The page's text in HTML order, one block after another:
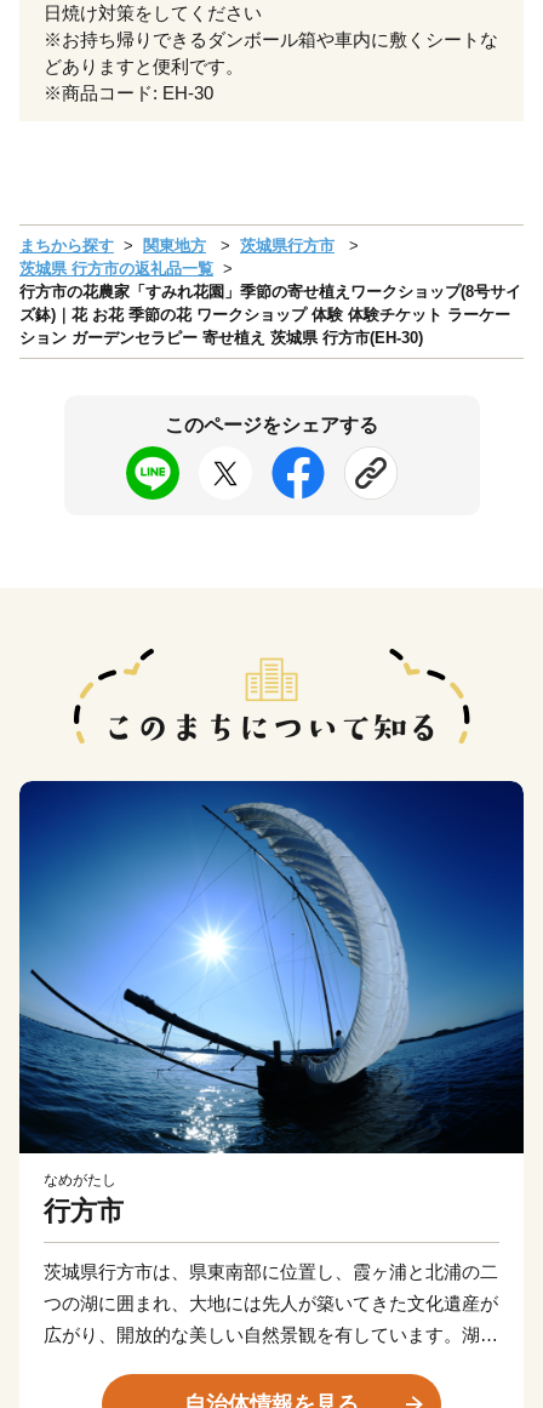
日焼け対策をしてください
※お持ち帰りできるダンボール箱や車内に敷くシートな
どありますと便利です。
※商品コード: EH-30
まちから探す 関東地方
茨城県行方市
茨城県 行方市の返礼品一覧
行方市の花農家「すみれ花園」季節の寄せ植えワークショップ(8号サイ
ズ鉢)｜花 お花 季節の花 ワークショップ 体験 体験チケット ラーケー
ション ガーデンセラピー 寄せ植え 茨城県 行方市(EH-30)
このページをシェアする
なめがたし
行方市
茨城県行方市は、県東南部に位置し、霞ヶ浦と北浦の二
つの湖に囲まれ、大地には先人が築いてきた文化遺産が
広がり、開放的な美しい自然景観を有しています。湖と
をとらえ、癒してきました。豊かな風土に包まれて織り